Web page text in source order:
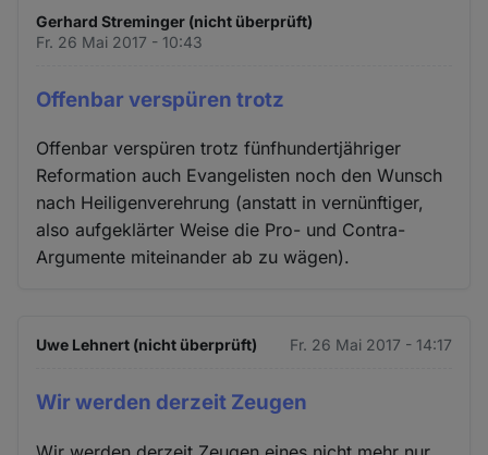
Gerhard Streminger (nicht überprüft)
Fr. 26 Mai 2017 - 10:43
Offenbar verspüren trotz
Offenbar verspüren trotz fünfhundertjähriger
Reformation auch Evangelisten noch den Wunsch
nach Heiligenverehrung (anstatt in vernünftiger,
also aufgeklärter Weise die Pro- und Contra-
Argumente miteinander ab zu wägen).
Uwe Lehnert (nicht überprüft) Fr. 26 Mai 2017 - 14:17
Wir werden derzeit Zeugen